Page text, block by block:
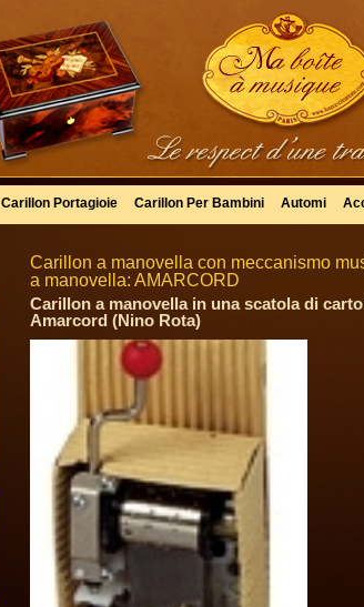
Carillon Portagioie Carillon Per Bambini Automi
Carillon a manovella con meccanismo
a manovella: AMARCORD
Carillon a manovella in una scatola di
Amarcord (Nino Rota)